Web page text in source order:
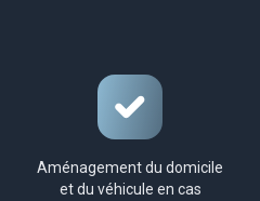
Aménagement du domicile
et du véhicule en cas